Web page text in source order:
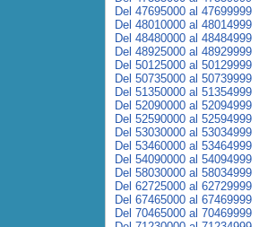
Del 47695000 al 47699999
Del 48010000 al 48014999
Del 48480000 al 48484999
Del 48925000 al 48929999
Del 50125000 al 50129999
Del 50735000 al 50739999
Del 51350000 al 51354999
Del 52090000 al 52094999
Del 52590000 al 52594999
Del 53030000 al 53034999
Del 53460000 al 53464999
Del 54090000 al 54094999
Del 58030000 al 58034999
Del 62725000 al 62729999
Del 67465000 al 67469999
Del 70465000 al 70469999